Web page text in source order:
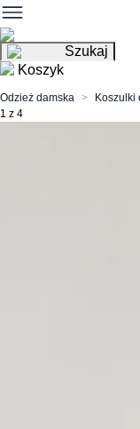
Szukaj
Koszyk
Odzież damska
Koszulki
1 z 4